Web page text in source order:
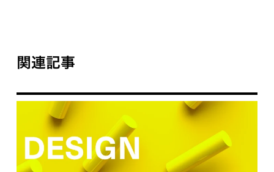
関連記事